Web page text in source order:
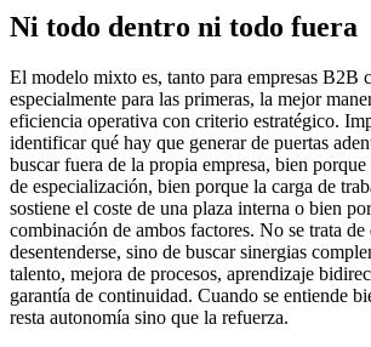
Ni todo dentro ni todo fuera
El modelo mixto es, tanto para empresas B2B
especialmente para las primeras, la mejor
eficiencia operativa con criterio estratégico.
identificar qué hay que generar de puertas
buscar fuera de la propia empresa, bien
de especialización, bien porque la carga de
sostiene el coste de una plaza interna o bien
combinación de ambos factores. No se trata de
desentenderse, sino de buscar sinergias
talento, mejora de procesos, aprendizaje
garantía de continuidad. Cuando se entiende
resta autonomía sino que la refuerza.